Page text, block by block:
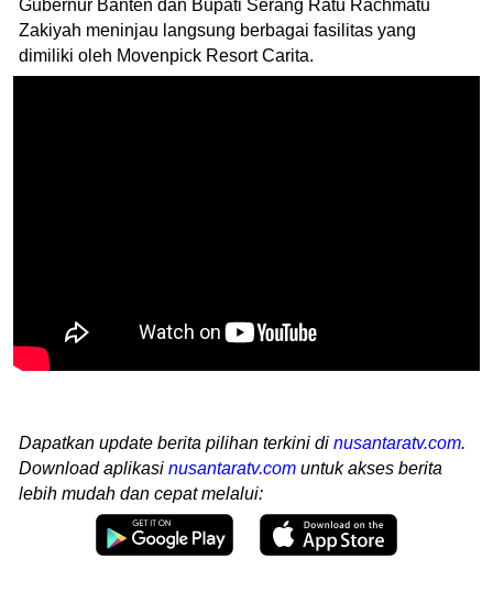
Gubernur Banten dan Bupati Serang Ratu Rachmatu
Zakiyah meninjau langsung berbagai fasilitas yang
dimiliki oleh Movenpick Resort Carita.
Dapatkan update berita pilihan terkini di nusantaratv.com.
Download aplikasi nusantaratv.com untuk akses berita
lebih mudah dan cepat melalui: